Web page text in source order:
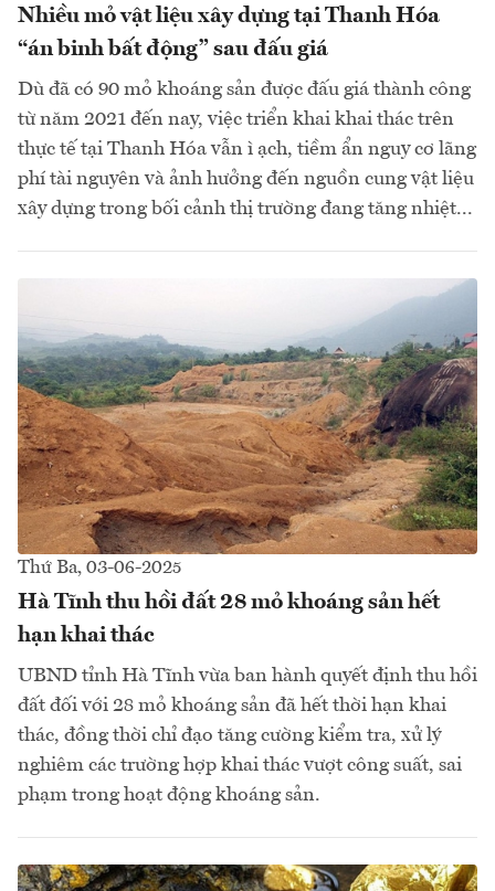
Nhiều mỏ vật liệu xây dựng tại Thanh Hóa
“án binh bất động” sau đấu giá
Dù đã có 90 mỏ khoáng sản được đấu giá thành công
từ năm 2021 đến nay, việc triển khai khai thác trên
thực tế tại Thanh Hóa vẫn ì ạch, tiềm ẩn nguy cơ lãng
phí tài nguyên và ảnh hưởng đến nguồn cung vật liệu
xây dựng trong bối cảnh thị trường đang tăng nhiệt...
Thứ Ba, 03-06-2025
Hà Tĩnh thu hồi đất 28 mỏ khoáng sản hết
hạn khai thác
UBND tỉnh Hà Tĩnh vừa ban hành quyết định thu hồi
đất đối với 28 mỏ khoáng sản đã hết thời hạn khai
thác, đồng thời chỉ đạo tăng cường kiểm tra, xử lý
nghiêm các trường hợp khai thác vượt công suất, sai
phạm trong hoạt động khoáng sản.